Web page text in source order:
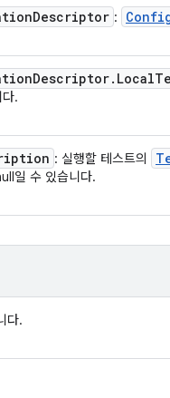
Descriptor :
Descriptor. Local
다.
: 실행할 테스트의
일 수 있습니다.
다.